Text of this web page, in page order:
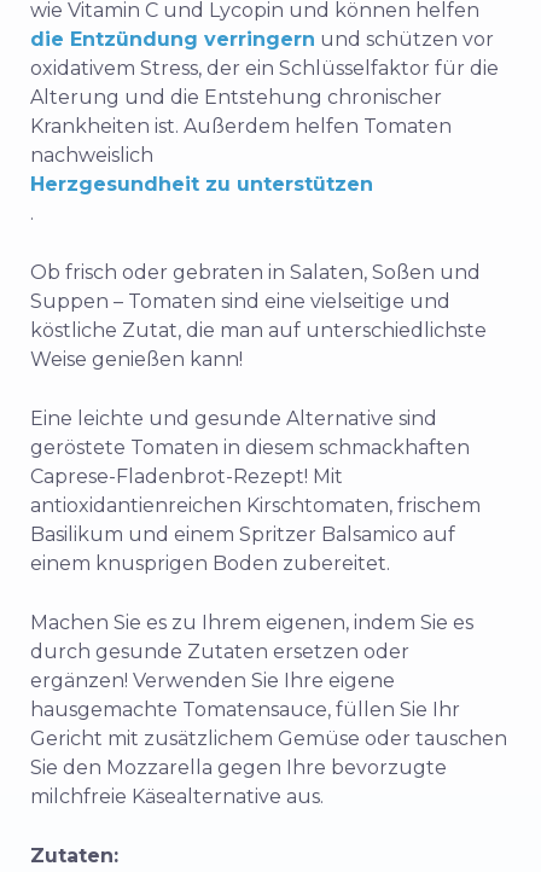
wie Vitamin C und Lycopin und können helfen
die Entzündung verringern und schützen vor
oxidativem Stress, der ein Schlüsselfaktor für die
Alterung und die Entstehung chronischer
Krankheiten ist. Außerdem helfen Tomaten
nachweislich
Herzgesundheit zu unterstützen
.
Ob frisch oder gebraten in Salaten, Soßen und
Suppen – Tomaten sind eine vielseitige und
köstliche Zutat, die man auf unterschiedlichste
Weise genießen kann!
Eine leichte und gesunde Alternative sind
geröstete Tomaten in diesem schmackhaften
Caprese-Fladenbrot-Rezept! Mit
antioxidantienreichen Kirschtomaten, frischem
Basilikum und einem Spritzer Balsamico auf
einem knusprigen Boden zubereitet.
Machen Sie es zu Ihrem eigenen, indem Sie es
durch gesunde Zutaten ersetzen oder
ergänzen! Verwenden Sie Ihre eigene
hausgemachte Tomatensauce, füllen Sie Ihr
Gericht mit zusätzlichem Gemüse oder tauschen
Sie den Mozzarella gegen Ihre bevorzugte
milchfreie Käsealternative aus.
Zutaten: